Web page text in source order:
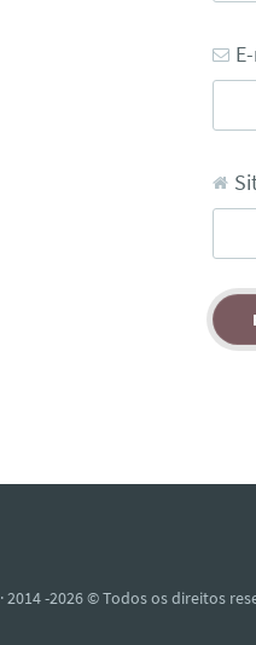
· 2014 -2026 © Todos os direitos